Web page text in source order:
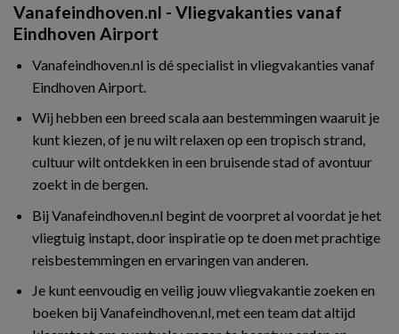
Vanafeindhoven.nl - Vliegvakanties vanaf
Eindhoven Airport
Vanafeindhoven.nl is dé specialist in vliegvakanties vanaf
Eindhoven Airport.
Wij hebben een breed scala aan bestemmingen waaruit je
kunt kiezen, of je nu wilt relaxen op een tropisch strand,
cultuur wilt ontdekken in een bruisende stad of avontuur
zoekt in de bergen.
Bij Vanafeindhoven.nl begint de voorpret al voordat je het
vliegtuig instapt, door inspiratie op te doen met prachtige
reisbestemmingen en ervaringen van anderen.
Je kunt eenvoudig en veilig jouw vliegvakantie zoeken en
boeken bij Vanafeindhoven.nl, met een team dat altijd